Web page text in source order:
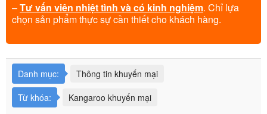
–Tư vấn viên nhiệt tình và có kinh nghiệm. Chỉ lựa
chọn sản phẩm thực sự cần thiết cho khách hàng.
Danh mục:
Thông tin khuyến mại
Từ khóa:
Kangaroo khuyến mại